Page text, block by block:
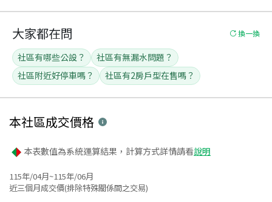
大家都在問 換一換
社區有哪些公設？
社區有無漏水問題？
社區附近好停車嗎？
社區有2房戶型在售嗎？
本社區成交價格
本表數值為系統運算結果，計算方式詳情請看說明
115年/04月~115年/06月
近三個月成交價(排除特殊關係間之交易)